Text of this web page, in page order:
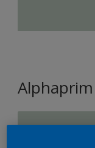
L2.05.77